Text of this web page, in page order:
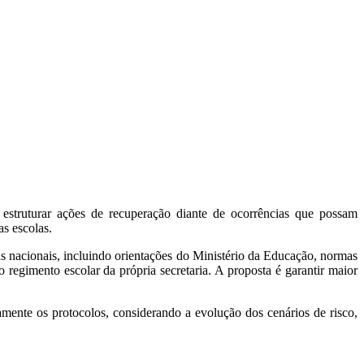
ações de recuperação diante de ocorrências que possam
escolas.
nacionais, incluindo orientações do Ministério da Educação, normas
escolar da própria secretaria. A proposta é garantir maior
os protocolos, considerando a evolução dos cenários de risco,